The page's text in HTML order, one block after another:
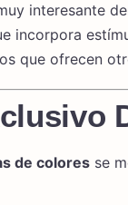
interesante
incorpora
que ofrecen
de colores se